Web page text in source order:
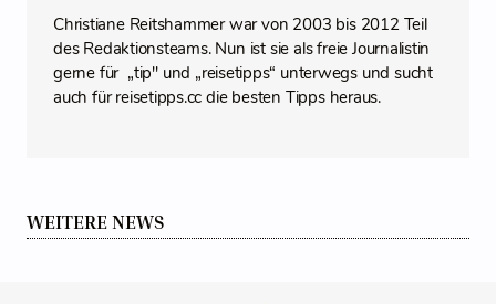
Christiane Reitshammer war von 2003 bis 2012 Teil
des Redaktionsteams. Nun ist sie als freie Journalistin
gerne für „tip" und „reisetipps“ unterwegs und sucht
auch für reisetipps.cc die besten Tipps heraus.
WEITERE NEWS